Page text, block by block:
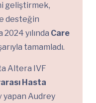
geliştirmek,
desteğin
yılında Care
tamamladı.
Altera IVF
Hasta
Audrey